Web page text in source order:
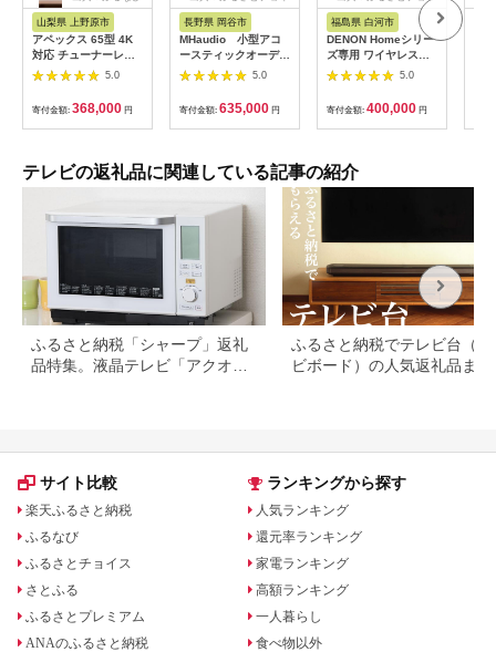
山梨県 上野原市
アペックス 65型 4K
対応 チューナーレス
ウルトラハイビジョン
AP65DPX)
5.0
寄付金額: 368,000 円
長野県 岡谷市
MHaudio 小型アコ
ースティックオーディ
オセット
5.0
寄付金額: 635,000 円
福島県 白河市
DENON Homeシリー
ズ専用 ワイヤレス・
サブウーハー
［DENONHOMESUB
K］ F21R-844
5.0
寄付金額: 400,000 円
テレビの返礼品に関連している記事の紹介
ふるさと納税「シャープ」返礼
品特集。液晶テレビ「アクオ
ふるさと納税でテレビ台（テ
ビボード）の人気返礼品まと
サイト比較
楽天ふるさと納税
ふるなび
ふるさとチョイス
さとふる
ふるさとプレミアム
ANAのふるさと納税
ランキングから探す
人気ランキング
還元率ランキング
家電ランキング
高額ランキング
一人暮らし
食べ物以外